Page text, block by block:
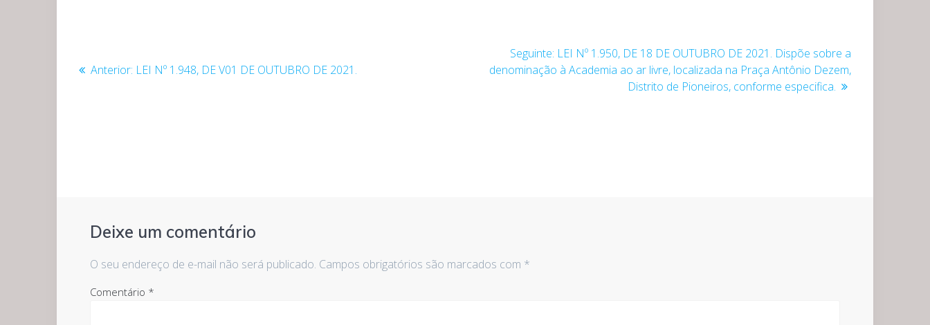
de Anterior: Post
LEI Nº 1.948, DE V01 DE OUTUBRO DE 2021.
Seguinte: Post
seguinte:
LEI Nº 1.950, DE 18 DE OUTUBRO DE 2021. Dispõe sobre a
denominação à Academia ao ar livre, localizada na Praça Antônio Dezem,
Distrito de Pioneiros, conforme especifica.
Deixe um comentário
O seu endereço de e-mail não será publicado. Campos obrigatórios são marcados com *
Comentário *